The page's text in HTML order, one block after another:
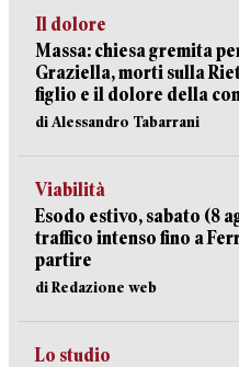
Il dolore
Massa: chiesa gremita
Graziella, morti sulla
figlio e il dolore della
di Alessandro Tabarrani
Viabilità
Esodo estivo, sabato (8
traffico intenso fino a
partire
di Redazione web
Lo studio